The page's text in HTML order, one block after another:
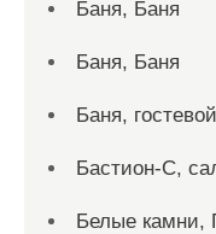
Баня, Баня
Баня, Баня
Баня,
Бастион-С,
Белые камни,